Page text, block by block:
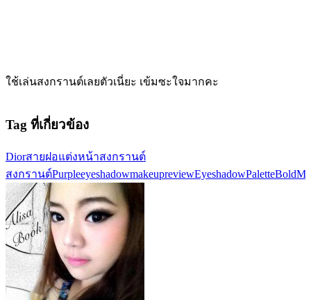
ใช้เล่นสงกรานต์เลยตัวเนี่ยะ เข้มซะใจมากคะ
Tag ที่เกี่ยวข้อง
Diorสายฝอแต่งหน้าสงกรานต์
สงกรานต์PurpleeyeshadowmakeupreviewEyeshadowPalette